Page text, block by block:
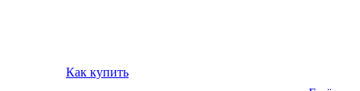
Как купить